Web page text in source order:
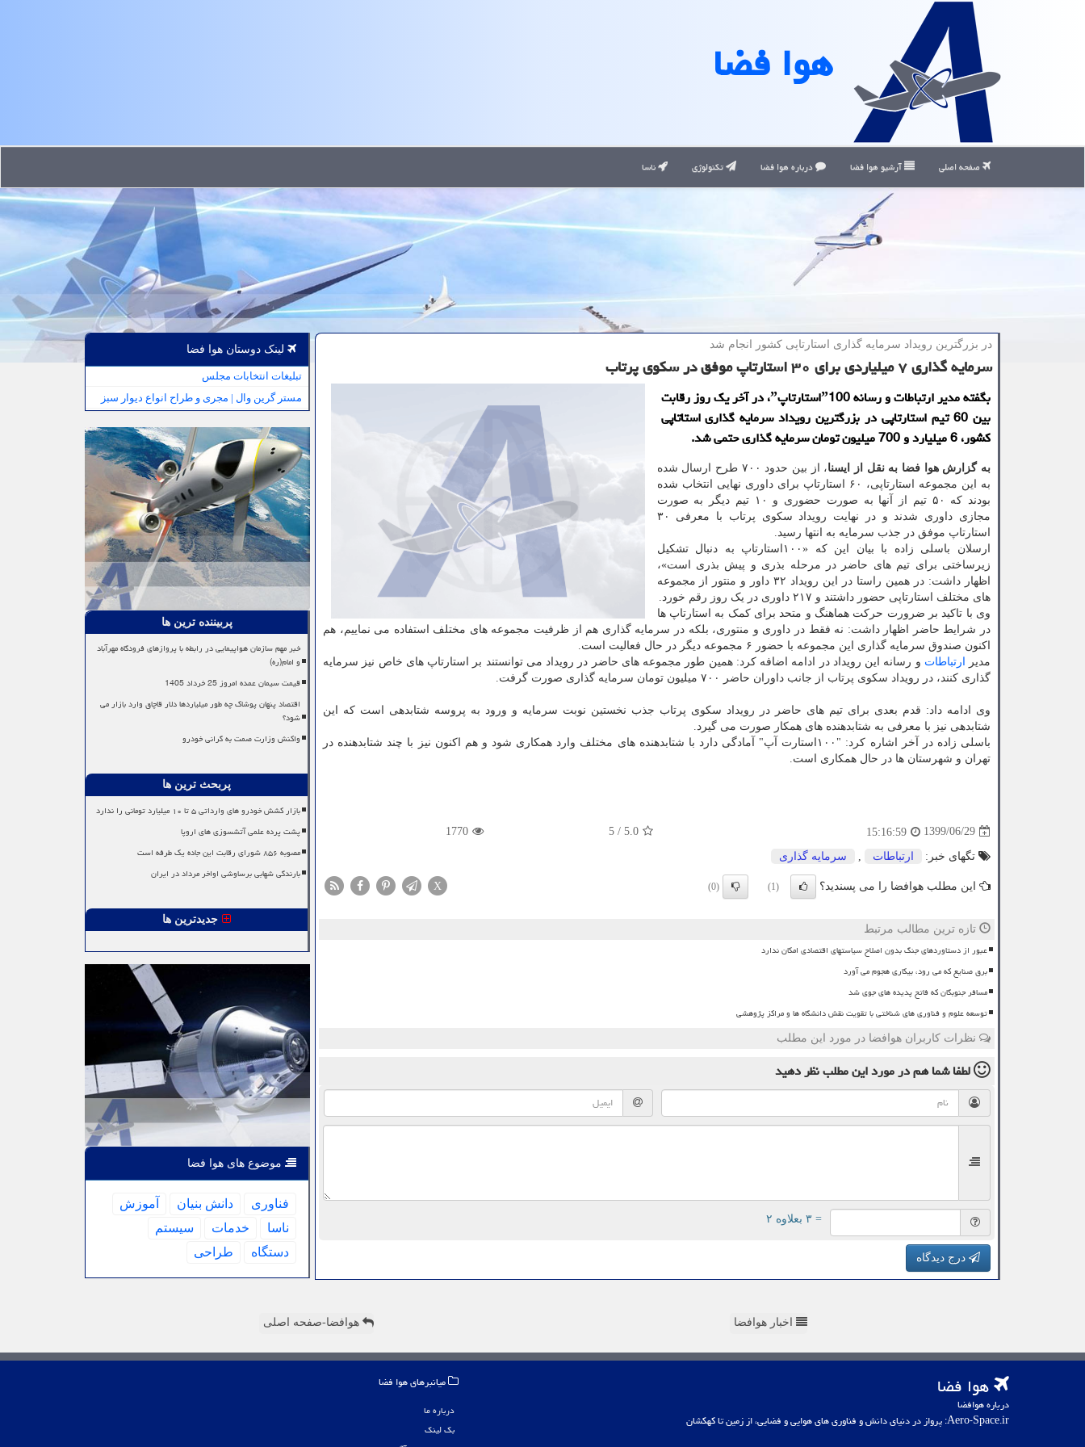
هوا فضا
صفحه اصلی آرشیو هوا فضا درباره هوا فضا تکنولوژی ناسا
در بزرگترین رویداد سرمایه گذاری استارتاپی كشور انجام شد
سرمایه گذاری ۷ میلیاردی برای ۳۰ استارتاپ موفق در سكوی پرتاب
بگفته مدیر ارتباطات و رسانه ˮ100استارتاپˮ، در آخر یك روز رقابت
بین 60 تیم استارتاپی در بزرگترین رویداد سرمایه گذاری استاتاپی
كشور، 6 میلیارد و 700 میلیون تومان سرمایه گذاری حتمی شد.
به گزارش هوا فضا به نقل از ایسنا
، از بین حدود ۷۰۰ طرح ارسال شده
به این مجموعه استارتاپی، ۶۰ استارتاپ برای داوری نهایی انتخاب شده
بودند که ۵۰ تیم از آنها به صورت حضوری و ۱۰ تیم دیگر به صورت
مجازی داوری شدند و در نهایت رویداد سکوی پرتاب با معرفی ۳۰
استارتاپ موفق در جذب سرمایه به انتها رسید.
ارسلان باسلی زاده با بیان این که «۱۰۰استارتاپ به دنبال تشکیل
زیرساختی برای تیم های حاضر در مرحله بذری و پیش بذری است»،
اظهار داشت: در همین راستا در این رویداد ۳۲ داور و منتور از مجموعه
های مختلف استارتاپی حضور داشتند و ۲۱۷ داوری در یک روز رقم خورد.
وی با تاکید بر ضرورت حرکت هماهنگ و متحد برای کمک به استارتاپ ها
در شرایط حاضر اظهار داشت: نه فقط در داوری و منتوری، بلکه در سرمایه گذاری هم از ظرفیت مجموعه های مختلف استفاده می نماییم، هم
اکنون صندوق سرمایه گذاری این مجموعه با حضور ۶ مجموعه دیگر در حال فعالیت است.
مدیر
ارتباطات و رسانه این رویداد در ادامه اضافه کرد: همین طور مجموعه های حاضر در رویداد می توانستند بر استارتاپ های خاص نیز سرمایه
گذاری کنند، در رویداد سکوی پرتاب از جانب داوران حاضر ۷۰۰ میلیون تومان سرمایه گذاری صورت گرفت.
وی ادامه داد: قدم بعدی برای تیم های حاضر در رویداد سکوی پرتاب جذب نخستین نوبت سرمایه و ورود به پروسه شتابدهی است که این
شتابدهی نیز با معرفی به شتابدهنده های همکار صورت می گیرد.
باسلی زاده در آخر اشاره کرد: "۱۰۰استارت آپ" آمادگی دارد با شتابدهنده های مختلف وارد همکاری شود و هم اکنون نیز با چند شتابدهنده در
تهران و شهرستان ها در حال همکاری است.
1399/06/29
15:16:59
5.0
/
5
1770
تگهای خبر: ارتباطات سرمایه گذاری
این مطلب هوافضا را می پسندید؟ (1)
(0)
X
تازه ترین مطالب مرتبط
عبور از دستاوردهای جنگ بدون اصلاح سیاستهای اقتصادی امکان ندارد
برق صنایع که می رود، بیکاری هجوم می آورد
مسافر جنوبگان که فاتح پدیده های جوی شد
توسعه علوم و فناوری های شناختی با تقویت نقش دانشگاه ها و مراکز پژوهشی
نظرات کاربران هوافضا در مورد این مطلب
لطفا شما همدر مورد این مطلبنظر دهید
= ۳ بعلاوه ۲
درج دیدگاه
لینک دوستان هوا فضا
تبلیغات انتخابات مجلس
مستر گرین وال | مجری و طراح انواع دیوار سبز
پربیننده ترین ها
خبر مهم سازمان هواپیمایی در رابطه با پروازهای فرودگاه مهرآباد
و امام(ره)
قیمت سیمان عمده امروز 25 خرداد 1405
اقتصاد پنهان پوشاک چه طور میلیاردها دلار قاچاق وارد بازار می
شود؟
واکنش وزارت صمت به گرانی خودرو
پربحث ترین ها
بازار کشش خودرو های وارداتی ۵ تا ۱۰ میلیارد تومانی را ندارد
پشت پرده علمی آتشسوزی های اروپا
مصوبه ۸۵۶ شورای رقابت این جاده یک طرفه است
بارندگی شهابی برساوشی اواخر مرداد در ایران
جدیدترین ها
موضوع های هوا فضا
فناوری دانش بنیان
آموزش
ناسا
خدمات
سیستم
دستگاه
طراحی
اخبار هوافضا هوافضا-صفحه اصلی
هوا فضا
درباره هوافضا
Aero-Space.ir: پرواز در دنیای دانش و فناوری های هوایی و فضایی، از زمین تا کهکشان
میانبرهای هوا فضا
درباره ما
بک لینک